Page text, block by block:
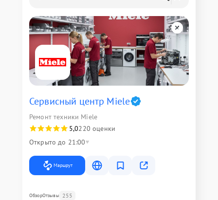
Сервисный центр Miele
Ремонт техники Miele
5,0220 оценки
Открыто до 21:00
Маршрут
ОбзорОтзывы 255